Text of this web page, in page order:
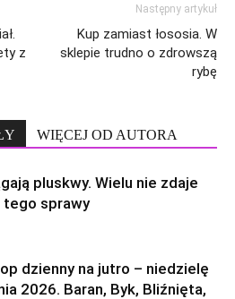
z
Następny artykuł
Kup zamiast łososia. W
sklepie trudno o zdrowszą
rybę
WIĘCEJ OD AUTORA
pluskwy. Wielu nie zdaje
tego sprawy
dzienny na jutro – niedzielę
2026. Baran, Byk, Bliźnięta,